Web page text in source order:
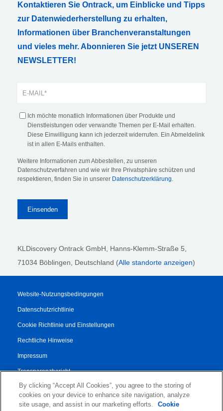
Kontaktieren Sie Ontrack, um Einblicke und Tipps
zur Datenwiederherstellung zu erhalten,
Informationen über Branchenveranstaltungen
und vieles mehr. Abonnieren Sie jetzt UNSEREN
NEWSLETTER!
Ich möchte monatlich Informationen über Produkte und
Dienstleistungen oder verwandte Themen per E-Mail erhalten.
Diese Einwilligung kann ich jederzeit widerrufen. Ein Abmeldelink
ist in allen E-Mails enthalten.
Weitere Informationen zum Abbestellen, zu unseren
Datenschutzverfahren und wie wir Ihre Privatsphäre schützen und
respektieren, finden Sie in unserer Datenschutzerklärung.
KLDiscovery Ontrack GmbH, Hanns-Klemm-Straße 5,
71034 Böblingen, Deutschland (Alle standorte anzeigen)
Website-Nutzungsbedingungen
Datenschutzrichtlinie
Cookie Richtlinie und Einstellungen
Rechtliche Hinweise
Impressum
Transparenzbericht
AGB
Vertrag für Autorisierte Partner
By clicking “Accept All Cookies”, you agree to the storing of
cookies on your device to enhance site navigation, analyze
site usage, and assist in our marketing efforts.
Cookie